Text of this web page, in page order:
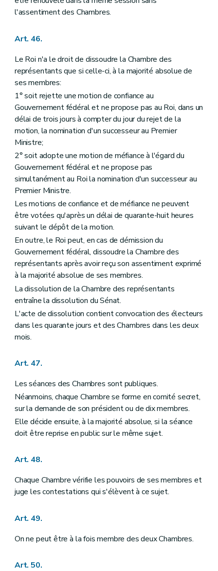
l'assentiment des Chambres.
Art. 46.
Le Roi n'a le droit de dissoudre la Chambre des
représentants que si celle-ci, à la majorité absolue de
ses membres:
1° soit rejette une motion de confiance au
Gouvernement fédéral et ne propose pas au Roi, dans un
délai de trois jours à compter du jour du rejet de la
motion, la nomination d'un successeur au Premier
Ministre;
2° soit adopte une motion de méfiance à l'égard du
Gouvernement fédéral et ne propose pas
simultanément au Roi la nomination d'un successeur au
Premier Ministre.
Les motions de confiance et de méfiance ne peuvent
être votées qu'après un délai de quarante-huit heures
suivant le dépôt de la motion.
En outre, le Roi peut, en cas de démission du
Gouvernement fédéral, dissoudre la Chambre des
représentants après avoir reçu son assentiment exprimé
à la majorité absolue de ses membres.
La dissolution de la Chambre des représentants
entraîne la dissolution du Sénat.
L'acte de dissolution contient convocation des électeurs
dans les quarante jours et des Chambres dans les deux
mois.
Art. 47.
Les séances des Chambres sont publiques.
Néanmoins, chaque Chambre se forme en comité secret,
sur la demande de son président ou de dix membres.
Elle décide ensuite, à la majorité absolue, si la séance
doit être reprise en public sur le même sujet.
Art. 48.
Chaque Chambre vérifie les pouvoirs de ses membres et
juge les contestations qui s'élèvent à ce sujet.
Art. 49.
On ne peut être à la fois membre des deux Chambres.
Art. 50.